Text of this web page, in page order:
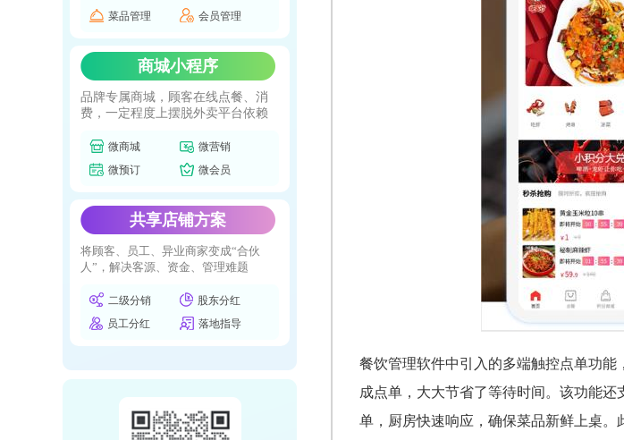
菜品管理
会员管理
商城小程序
品牌专属商城，顾客在线点餐、消
费，一定程度上摆脱外卖平台依赖
微商城
微营销
微预订
微会员
共享店铺方案
将顾客、员工、异业商家变成“合伙
人”，解决客源、资金、管理难题
二级分销
股东分红
员工分红
落地指导
餐饮管理软件中引入的多端触控点单功
成点单，大大节省了等待时间。该功能
单，厨房快速响应，确保菜品新鲜上桌